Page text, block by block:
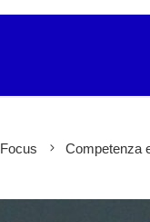
Focus Competenza